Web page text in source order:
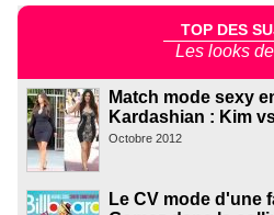
TOP DES
Les looks
Match mode sexy
Kardashian : Kim
Octobre 2012
Le CV mode d'une